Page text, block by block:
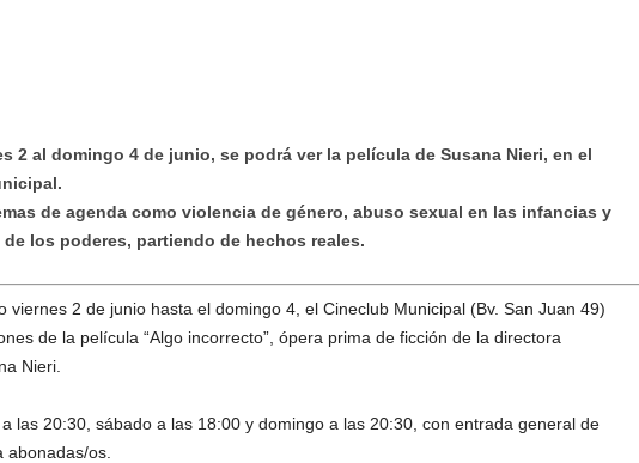
2 al domingo 4 de junio, se podrá ver la película de Susana Nieri, en el
de agenda como violencia de género, abuso sexual en las infancias y
los poderes, partiendo de hechos reales.
viernes 2 de junio hasta el domingo 4, el Cineclub Municipal (Bv. San Juan 49)
de la película “Algo incorrecto”, ópera prima de ficción de la directora
Nieri.
las 20:30, sábado a las 18:00 y domingo a las 20:30, con entrada general de
abonadas/os.